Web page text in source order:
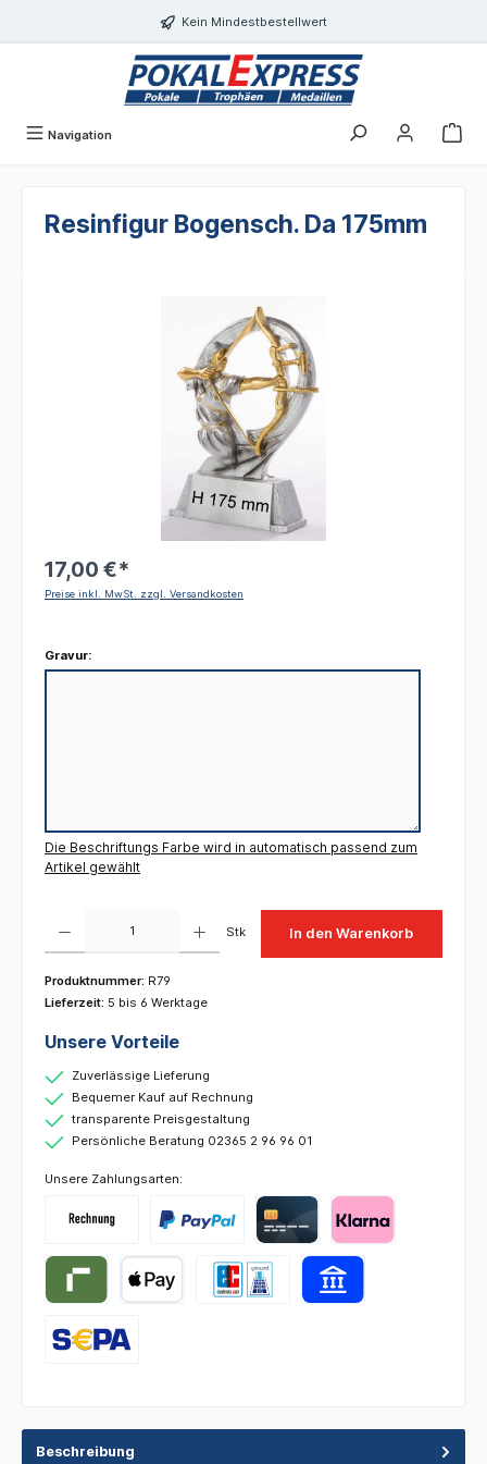
Kein Mindestbestellwert
Navigation
Resinfigur Bogensch. Da 175mm
17,00 €*
Preise inkl. MwSt. zzgl. Versandkosten
Gravur:
Die Beschriftungs Farbe wird in automatisch passend zum
Artikel gewählt
Stk In den Warenkorb
Produktnummer: R79
Lieferzeit: 5 bis 6 Werktage
Unsere Vorteile
Zuverlässige Lieferung
Bequemer Kauf auf Rechnung
transparente Preisgestaltung
Persönliche Beratung 02365 2 96 96 01
Unsere Zahlungsarten:
Beschreibung